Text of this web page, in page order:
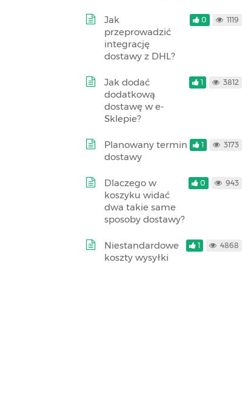
Jak
przeprowadzić
integrację
dostawy z DHL?
0 1119
Jak dodać
dodatkową
dostawę w e-
Sklepie?
1 3812
Planowany termin
dostawy
1 3173
Dlaczego w
koszyku widać
dwa takie same
sposoby dostawy?
0 943
Niestandardowe
koszty wysyłki
1 4868